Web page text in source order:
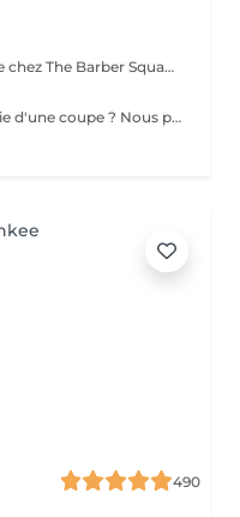
Découvrez l'expérience complète de chez The Barber Squad ! Shampooing & soins profonds + Coupe complète + Coiffage. Taille de Barbe & Contours à la lame & soins régénérant + Serviette Chaude & Froide + Nettoyage exfoliant du visage + Vapeur + Massage Relaxant + After Shave + Huile à barbe + Hydratation de la peau . Pour que votre expérience chez nous soit optimal , une boisson de votre choix vous est offerte !
Aucun créneau disponible mais envie d'une coupe ? Nous pouvons vous proposer un rendez-vous avant ou après nos horaires, ou durant la pause. Pour cette prestation, merci de contacter directement le shop.
490